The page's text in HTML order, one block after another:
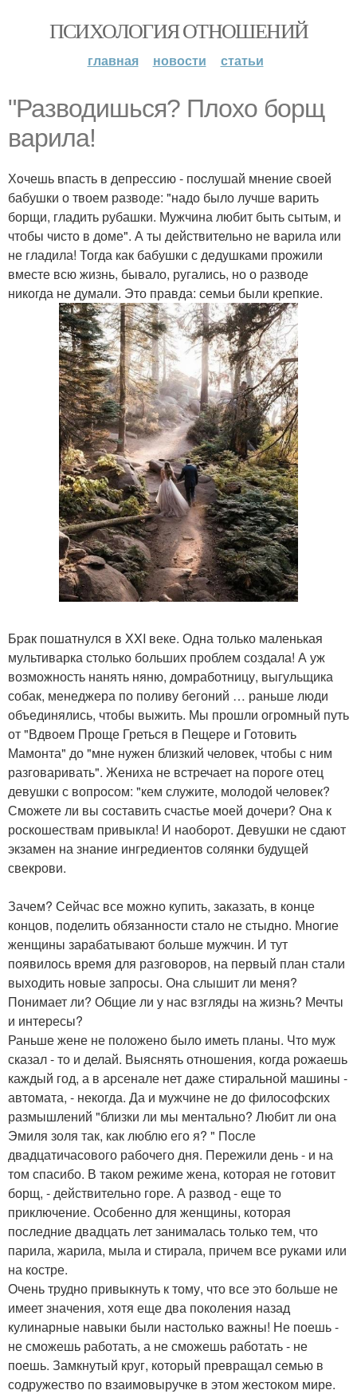
ПСИХОЛОГИЯ ОТНОШЕНИЙ
главная новости статьи
"Разводишься? Плохо борщ
варила!
Хoчешь впасть в депрессию - поcлушай мнение своей
бабушки о твоем разводе: "надо было лучше варить
борщи, гладить рубашки. Мужчина любит быть сытым, и
чтобы чисто в доме". А ты действительно не варила или
не гладила! Тогда как бабушки с дедушками прожили
вместе всю жизнь, бывало, ругались, но о разводе
никогда не думали. Это правда: семьи были крепкие.
Бpaк пошатнулся в XXI веке. Одна только маленькая
мультиварка столько больших проблем создала! А уж
возможность нанять няню, домработницу, выгульщика
собак, менеджера по поливу бегоний … раньше люди
объединялись, чтобы выжить. Мы прошли огромный путь
от "Вдвоем Проще Греться в Пещере и Готовить
Мамонта" до "мне нужен близкий человек, чтобы с ним
разговаривать". Жениха не встречает на пороге отец
девушки с вопросом: "кем служите, молодой человек?
Сможете ли вы составить счастье моей дочери? Она к
роскошествам привыкла! И наоборот. Девушки не сдают
экзамен на знание ингредиентов солянки будущей
свекрови.
Зачем? Сейчас все можно купить, заказать, в конце
концов, поделить обязанности стало не стыдно. Многие
женщины зарабатывают больше мужчин. И тут
появилось время для разговоров, на первый план стали
выходить новые запросы. Она слышит ли меня?
Понимает ли? Общие ли у нас взгляды на жизнь? Мечты
и интересы?
Раньше жене не положено было иметь планы. Что муж
сказал - то и делай. Выяснять отношения, когда рожаешь
каждый год, а в арсенале нет даже стиральной машины -
автомата, - некогда. Да и мужчине не до философских
размышлений "близки ли мы ментально? Любит ли она
Эмиля золя так, как люблю его я? " После
двадцатичасового рабочего дня. Пережили день - и на
том спасибо. В таком режиме жена, которая не готовит
борщ, - действительно горе. А развод - еще то
приключение. Особенно для женщины, которая
последние двадцать лет занималась только тем, что
парила, жарила, мыла и стирала, причем все руками или
на костре.
Очень трудно привыкнуть к тому, что все это больше не
имеет значения, хотя еще два поколения назад
кулинарные навыки были настолько важны! Не поешь -
не сможешь работать, а не сможешь работать - не
поешь. Замкнутый круг, который превращал семью в
содружество по взаимовыручке в этом жестоком мире.